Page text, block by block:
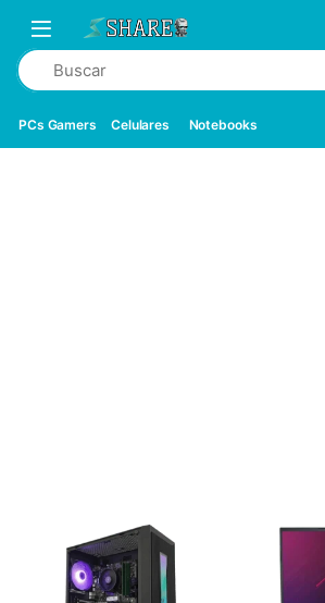
PCs Gamers Celulares Notebooks